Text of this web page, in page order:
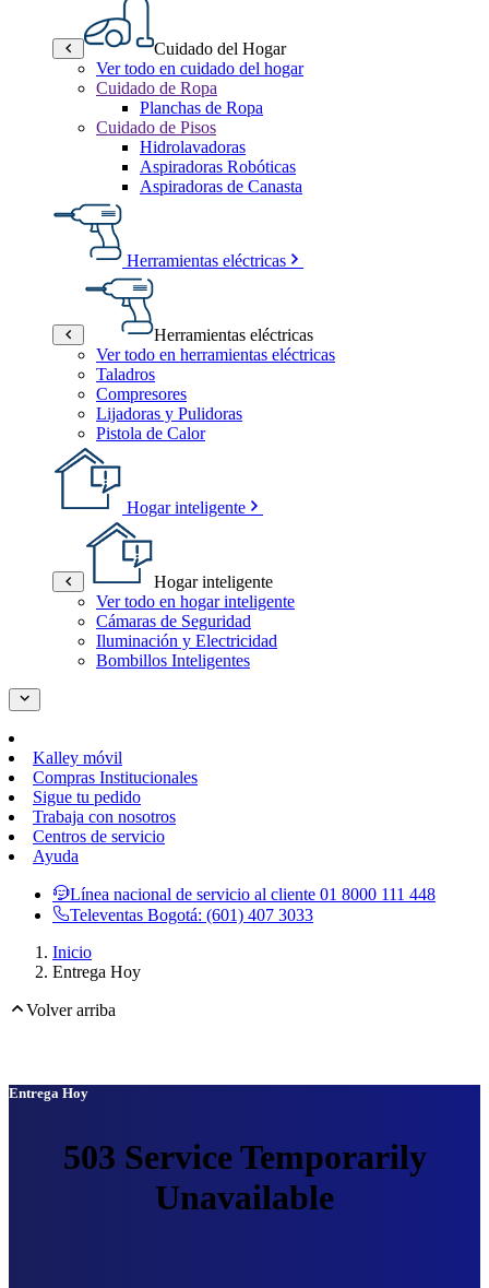
Cuidado del Hogar
Ver todo en cuidado del hogar
Cuidado de Ropa
Planchas de Ropa
Cuidado de Pisos
Hidrolavadoras
Aspiradoras Robóticas
Aspiradoras de Canasta
Herramientas eléctricas
Herramientas eléctricas
Ver todo en herramientas eléctricas
Taladros
Compresores
Lijadoras y Pulidoras
Pistola de Calor
Hogar inteligente
Hogar inteligente
Ver todo en hogar inteligente
Cámaras de Seguridad
Iluminación y Electricidad
Bombillos Inteligentes
Kalley móvil
Compras Institucionales
Sigue tu pedido
Trabaja con nosotros
Centros de servicio
Ayuda
Línea nacional de servicio al cliente 01 8000 111 448
Televentas Bogotá: (601) 407 3033
Inicio
Entrega Hoy
Volver arriba
Entrega Hoy